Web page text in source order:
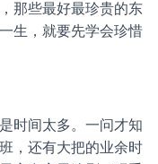
那些最好最珍贵的东
生，就要先学会珍惜
时间太多。一问才知
，还有大把的业余时